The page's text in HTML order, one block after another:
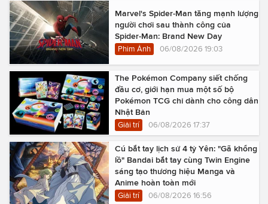
Marvel's Spider-Man tăng mạnh lượng
người chơi sau thành công của
Spider-Man: Brand New Day
Phim Ảnh 06/08/2026 19:03
The Pokémon Company siết chống
đầu cơ, giới hạn mua một số bộ
Pokémon TCG chỉ dành cho công dân
Nhật Bản
Giải trí 06/08/2026 17:37
Cú bắt tay lịch sử 4 tỷ Yên: "Gã khổng
lồ" Bandai bắt tay cùng Twin Engine
sáng tạo thương hiệu Manga và
Anime hoàn toàn mới
Giải trí 06/08/2026 16:56